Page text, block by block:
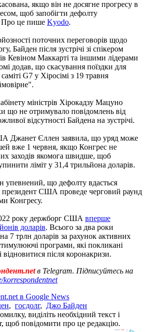
якщо він не досягне прогресу в
щоб запобігти дефолту
Про це пише Kyodo.
поточних переговорів щодо
Байден після зустрічі зі спікером
Кевіном Маккарті та іншими лідерами
додав, що скасування поїздки для
G7 у Хіросімі з 19 травня
міністрів Хірокадзу Мацуно
що не отримувало повідомлень від
відсутності Байдена на зустрічі.
Джанет Єллен заявила, що уряд може
вже 1 червня, якщо Конгрес не
заходів якомога швидше, щоб
ліміт у 31,4 трильйона доларів.
упевнений, що дефолту вдасться
президент США проведе черговий раунд
Конгресу.
року держборг США вперше
доларів. Всього за два роки
7 трлн доларів за рахунок активних
програми, які покликані
після коронакризи.
в Telegram. Підписуйтесь на
korrespondentnet
в Google News
, госдолг, Джо Байден
виділіть необхідний текст і
щоб повідомити про це редакцію.